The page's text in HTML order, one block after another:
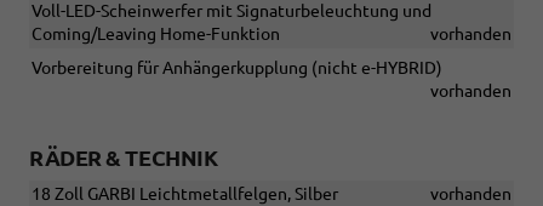
Voll-LED-Scheinwerfer mit Signaturbeleuchtung und
Coming/Leaving Home-Funktion
vorhanden
Vorbereitung für Anhängerkupplung (nicht e-HYBRID)
vorhanden
RÄDER & TECHNIK
18 Zoll GARBI Leichtmetallfelgen, Silber vorhanden